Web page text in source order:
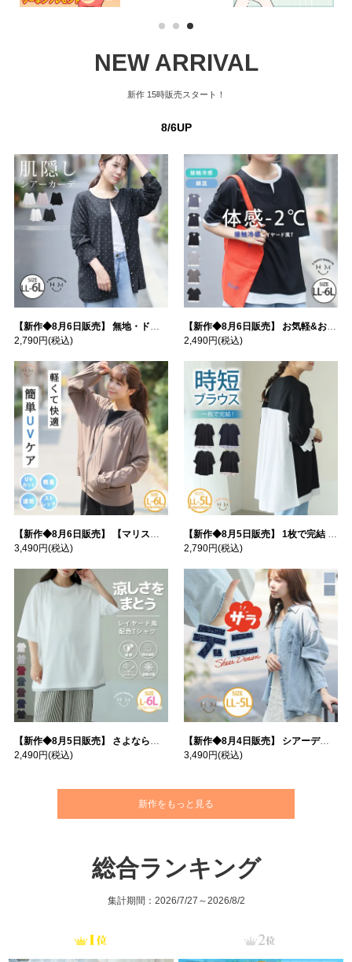
1 2 3
NEW ARRIVAL
新作 15時販売スタート！
8/6UP
【新作◆8月6日販売】 無地・ドット柄から選べる 忍ばせ 活躍 シアー カーデ | 大きいサイズの通販ならハッピーマリリン
2,790円(税込)
【新作◆8月6日販売】 お気軽&お手軽 選べるデザイン 接触冷感 レイヤード風 コットン トップス | 大きいサイズの通販ならハッピーマリリン
2,490円(税込)
【新作◆8月6日販売】 【マリスポーツ】 運動初心者さんのための フード付き パーカー | 大きいサイズの通販ならハッピーマリリン
3,490円(税込)
【新作◆8月5日販売】 1枚で完結 袖口＆バック フハク使い トップス | 大きいサイズの通販ならハッピーマリリン
2,790円(税込)
【新作◆8月5日販売】 さよなら猛暑 涼しさを着る 遮熱 接触冷感 吸水・速乾 五分袖 コンフォートメッシュ 配色レイヤード 風ゆる Tシャツ | 大きいサイズの通販ならハッピーマリリン
2,490円(税込)
【新作◆8月4日販売】 シアーデニムで お洒落に肌隠し | 大きいサイズの通販ならハッピーマリリン
3,490円(税込)
新作をもっと見る
総合ランキング
集計期間：2026/7/27～2026/8/2